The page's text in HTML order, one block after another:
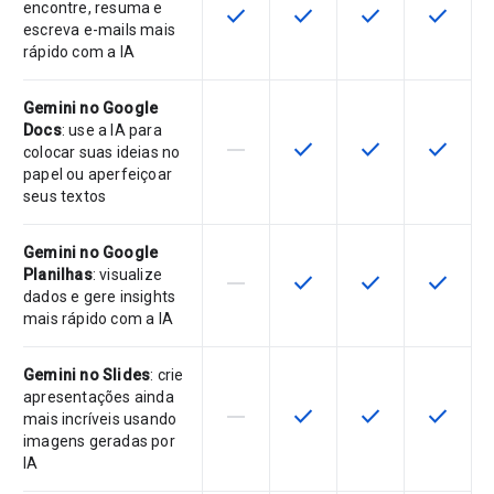
encontre, resuma e
escreva e-mails mais
rápido com a IA
Este recurso está disponível para
check Este recurso está
check Este recurso
check Este
check
Gemini no Google
Docs: use a IA para
colocar suas ideias no
papel ou aperfeiçoar
seus textos
Este recurso não é compatível
horizontal_rule Este recurso está
check Este recurso
check Este
check
Gemini no Google
Planilhas: visualize
dados e gere insights
mais rápido com a IA
Este recurso não é compatível
horizontal_rule Este recurso está
check Este recurso
check Este
check
Gemini no Slides: crie
apresentações ainda
mais incríveis usando
imagens geradas por
IA
Este recurso não é compatível
horizontal_rule Este recurso está
check Este recurso
check Este
check